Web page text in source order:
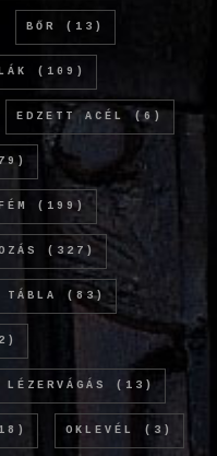
BŐR (13)
(109)
EDZETT ACÉL (6)
FÉM (199)
(327)
TÁBLA (83)
LÉZERVÁGÁS (13)
OKLEVÉL (3)